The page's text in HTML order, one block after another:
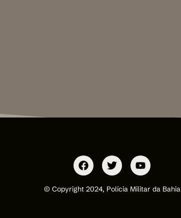
© Copyright 2024, Polícia Militar da Bahia